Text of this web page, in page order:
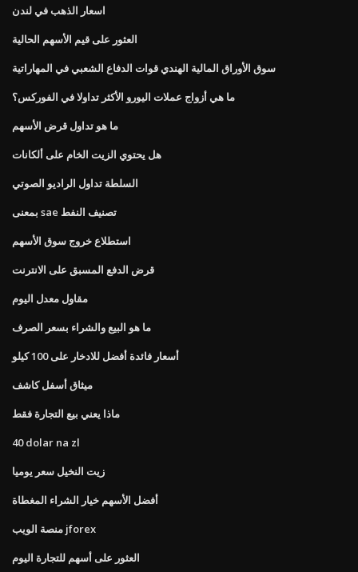
اسعار الذهب في لندن
العثور على قيم الأسهم الحالية
سوق الأوراق المالية الهندي قوات الدفاع الشعبي في المهاراتية
ما هي أزواج عملات اليورو الأكثر تداولا في الفوركس؟
ما هو تداول قرض الأسهم
هل يحتوي الزيت الخام على ألكانات
السلطة تداول الراديو الصوتي
بمعنى sae تصنيف النفط
استطلاع خروج سوق الأسهم
قرض الدفع المسبق على الانترنت
مقاول معدل اليوم
ما هو البيع والشراء بسعر الصرف
أسعار فائدة أفضل للادخار على 100 كيلو
ميثاق أسفل كاشف
ماذا يعني بيع التجارة فقط
40 dolar na zl
زيت النخيل سعر يوميا
أفضل الأسهم خيار الشراء المغطاة
منصة الويب jforex
العثور على أسهم للتجارة اليوم